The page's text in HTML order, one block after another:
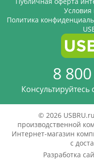
Условия
Политика
8
© 2026
производственной
Интернет-магазин
с
Разработка